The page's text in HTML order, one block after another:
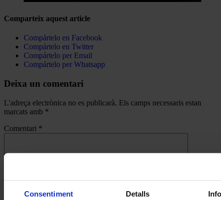
Consentiment Detalls
Comparteix aquest article
Compártelo en Facebook
Compártelo en Twitter
Compártelo per Email
Compártelo per Whatsapp
Deixa un comentari
L'adreça electrònica no es publicarà. Els camps necessaris estan
marcats amb *
Comentari *